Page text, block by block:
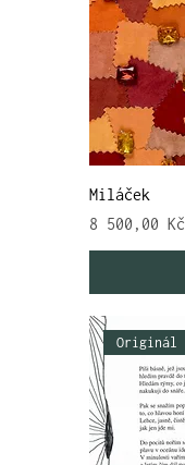
Miláček
Cena
8 500,00 Kč
Originál